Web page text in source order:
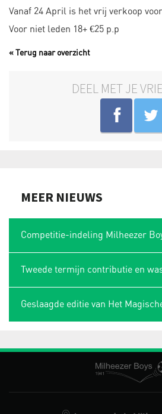
Vanaf 24 April is het vrij verkoop voor
Voor niet leden 18+ €25 p.p
« Terug naar overzicht
DEEL MET JE
MEER NIEUWS
Tweede termijn contributie en